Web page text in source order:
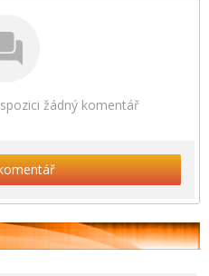
žádný komentář